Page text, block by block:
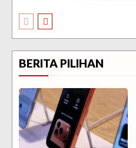
BERITA PILIHAN